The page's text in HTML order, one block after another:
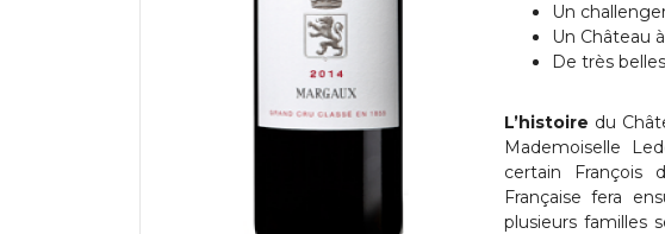
Un
Un Château
De très
L’histoire du
Mademoiselle
certain François
Française fera
plusieurs familles